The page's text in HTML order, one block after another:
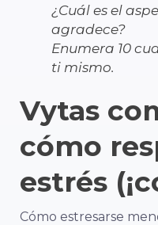
¿Cuál es el
agradece?
Enumera 10
ti mismo.
Vytas
cómo
estrés
Cómo estresarse